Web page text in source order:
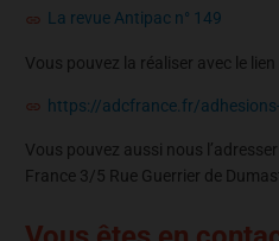
La revue Antipac n° 149
Vous pouvez la réaliser avec le
https://adcfrance.fr/
Vous pouvez aussi nous l’adresser
France 3/5 Rue Guerrier de